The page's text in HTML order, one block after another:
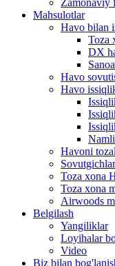
Zamonaviy
Mahsulotlar
Havo bilan
Toza
DX
Havo
Havo
Havoni
Sovutgichlar
Toza xona
Toza xona
Airwoods
Belgilash
Yangiliklar
Loyihalar
Video
Biz bilan